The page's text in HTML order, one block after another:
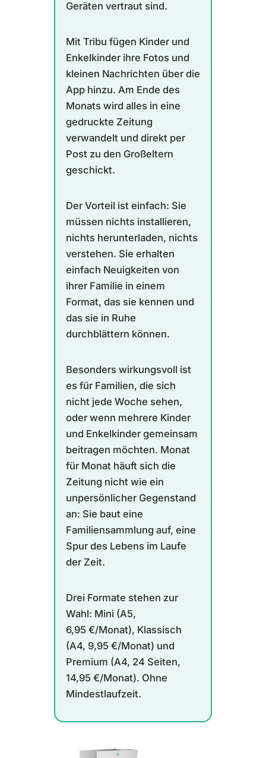
Geräten vertraut sind.
Mit Tribu fügen Kinder und
Enkelkinder ihre Fotos und
kleinen Nachrichten über die
App hinzu. Am Ende des
Monats wird alles in eine
gedruckte Zeitung
verwandelt und direkt per
Post zu den Großeltern
geschickt.
Der Vorteil ist einfach: Sie
müssen nichts installieren,
nichts herunterladen, nichts
verstehen. Sie erhalten
einfach Neuigkeiten von
ihrer Familie in einem
Format, das sie kennen und
das sie in Ruhe
durchblättern können.
Besonders wirkungsvoll ist
es für Familien, die sich
nicht jede Woche sehen,
oder wenn mehrere Kinder
und Enkelkinder gemeinsam
beitragen möchten. Monat
für Monat häuft sich die
Zeitung nicht wie ein
unpersönlicher Gegenstand
an: Sie baut eine
Familiensammlung auf, eine
Spur des Lebens im Laufe
der Zeit.
Drei Formate stehen zur
Wahl: Mini (A5,
6,95 €/Monat), Klassisch
(A4, 9,95 €/Monat) und
Premium (A4, 24 Seiten,
14,95 €/Monat). Ohne
Mindestlaufzeit.